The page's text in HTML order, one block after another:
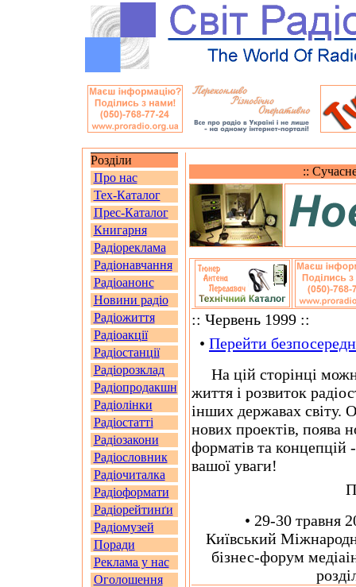
Розділи
Про нас
Тех-Каталог
Прес-Каталог
Книгарня
Радіореклама
Радіонавчання
Радіоанонс
Новини радіо
Радіожиття
Радіоакції
Радіостанції
Радіорозклад
Радіопродакшн
Радіолінки
Радіостатті
Радіозакони
Радіословник
Радіочиталка
Радіоформати
Радіорейтинґи
Радіомузей
Поради
Реклама у нас
Оголошення
::
:: Червень 1999 ::
• Перейти
На цій сторінці
життя і розвиток
інших державах світу.
нових проектів, поява
форматів та концепцій
вашої уваги!
• 29-30 травня
Київський
бізнес-форум